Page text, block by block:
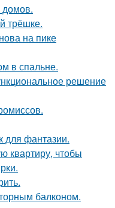
домов.
трёшке.
на пике
в спальне.
решение
для фантазии.
квартиру, чтобы
балконом.